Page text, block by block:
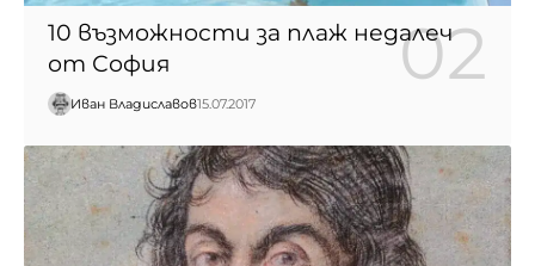
10 възможности за плаж недалеч
от София
Иван Владиславов15.07.2017